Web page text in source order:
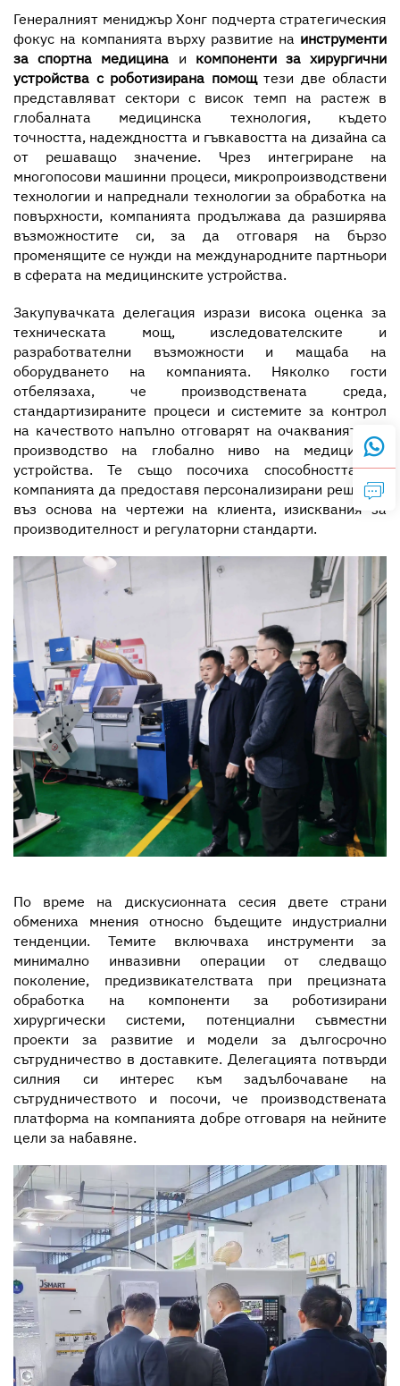
Генералният мениджър Хонг подчерта стратегическия
фокус на компанията върху развитие на инструменти
за спортна медицина и компоненти за хирургични
устройства с роботизирана помощ тези две области
представляват сектори с висок темп на растеж в
глобалната медицинска технология, където
точността, надеждността и гъвкавостта на дизайна са
от решаващо значение. Чрез интегриране на
многопосови машинни процеси, микропроизводствени
технологии и напреднали технологии за обработка на
повърхности, компанията продължава да разширява
възможностите си, за да отговаря на бързо
променящите се нужди на международните партньори
в сферата на медицинските устройства.
Закупувачката делегация изрази висока оценка за
техническата мощ, изследователските и
разработвателни възможности и мащаба на
оборудването на компанията. Няколко гости
отбелязаха, че производствената среда,
стандартизираните процеси и системите за контрол
на качеството напълно отговарят на очакванията за
производство на глобално ниво на медицински
устройства. Те също посочиха способността на
компанията да предоставя персонализирани решения
въз основа на чертежи на клиента, изисквания за
производителност и регулаторни стандарти.
По време на дискусионната сесия двете страни
обмениха мнения относно бъдещите индустриални
тенденции. Темите включваха инструменти за
минимално инвазивни операции от следващо
поколение, предизвикателствата при прецизната
обработка на компоненти за роботизирани
хирургически системи, потенциални съвместни
проекти за развитие и модели за дългосрочно
сътрудничество в доставките. Делегацията потвърди
силния си интерес към задълбочаване на
сътрудничеството и посочи, че производствената
платформа на компанията добре отговаря на нейните
цели за набавяне.